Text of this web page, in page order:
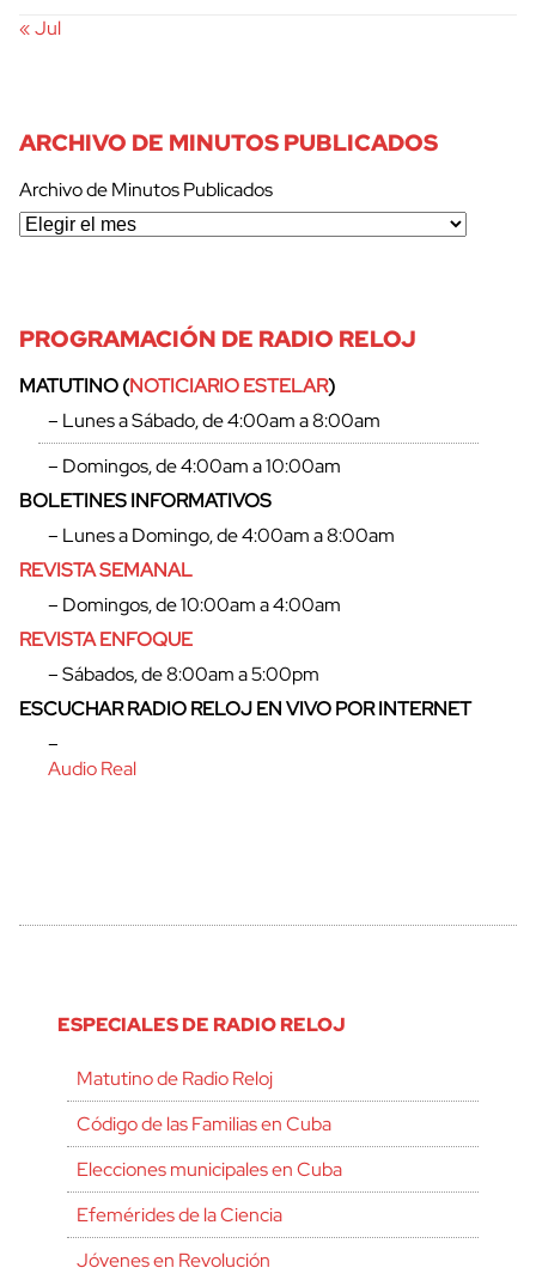
« Jul
ARCHIVO DE MINUTOS PUBLICADOS
Archivo de Minutos Publicados
PROGRAMACIÓN DE RADIO RELOJ
MATUTINO (NOTICIARIO ESTELAR)
– Lunes a Sábado, de 4:00am a 8:00am
– Domingos, de 4:00am a 10:00am
BOLETINES INFORMATIVOS
– Lunes a Domingo, de 4:00am a 8:00am
REVISTA SEMANAL
– Domingos, de 10:00am a 4:00am
REVISTA ENFOQUE
– Sábados, de 8:00am a 5:00pm
ESCUCHAR RADIO RELOJ EN VIVO POR INTERNET
–
Audio Real
ESPECIALES DE RADIO RELOJ
Matutino de Radio Reloj
Código de las Familias en Cuba
Elecciones municipales en Cuba
Efemérides de la Ciencia
Jóvenes en Revolución